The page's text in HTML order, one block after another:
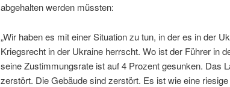
abgehalten werden müssten:
„Wir haben es mit einer Situation zu tun, in der es in der
Kriegsrecht in der Ukraine herrscht. Wo ist der Führer in
seine Zustimmungsrate ist auf 4 Prozent gesunken. Das
zerstört. Die Gebäude sind zerstört. Es ist wie eine